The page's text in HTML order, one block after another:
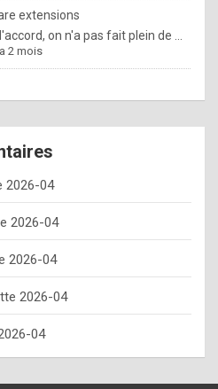
o
w
o
e
y
o
u
s
h
o
extensions
on n'a pas fait plein de ...
2 mois
2026-04
2026-04
2026-04
2026-04
04